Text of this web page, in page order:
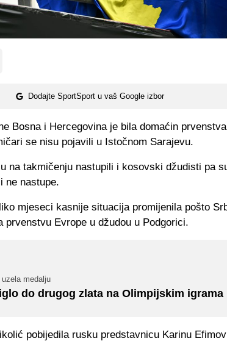
Dodajte SportSport u vaš Google izbor
Bosna i Hercegovina je bila domaćin
se nisu pojavili u Istočnom Sarajevu.
na takmičenju nastupili i kosovski džudisti pa
ne nastupe.
mjeseci kasnije situacija promijenila pošto
prvenstvu Evrope u džudou u Podgorici.
medalju
do drugog zlata na Olimpijskim igrama
pobijedila rusku predstavnicu Karinu